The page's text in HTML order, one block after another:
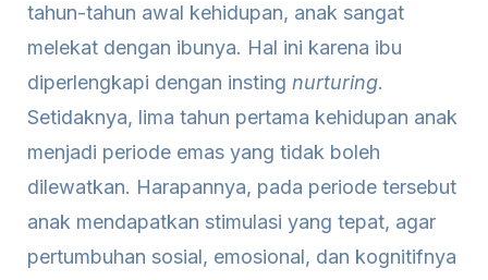
tahun-tahun awal kehidupan, anak sangat
melekat dengan ibunya. Hal ini karena ibu
diperlengkapi dengan insting nurturing.
Setidaknya, lima tahun pertama kehidupan anak
menjadi periode emas yang tidak boleh
dilewatkan. Harapannya, pada periode tersebut
anak mendapatkan stimulasi yang tepat, agar
pertumbuhan sosial, emosional, dan kognitifnya